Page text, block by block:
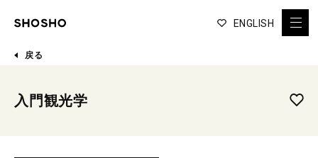
ENGLISH
戻る
入門観光学